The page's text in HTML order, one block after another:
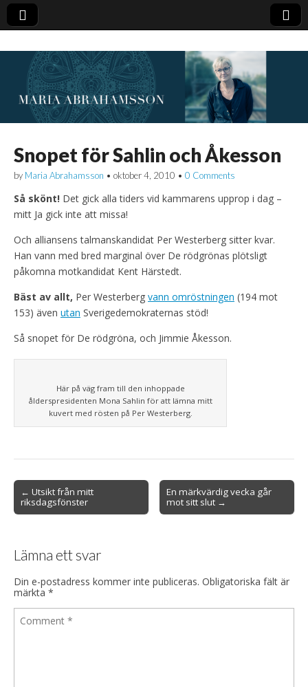
Snopet för Sahlin och Åkesson
by Maria Abrahamsson • oktober 4, 2010 • 0 Comments
Så skönt! Det gick alla tiders vid kammarens upprop i dag –
mitt Ja gick inte att missa!
Och alliansens talmanskandidat Per Westerberg sitter kvar.
Han vann med bred marginal över De rödgrönas plötsligt
påkomna motkandidat Kent Härstedt.
Bäst av allt, Per Westerberg vann omröstningen (194 mot
153) även utan Sverigedemokraternas stöd!
Så snopet för De rödgröna, och Jimmie Åkesson.
Här på väg fram till den inhoppade
ålderspresidenten Mona Sahlin för att lämna mitt
kuvert med rösten på Per Westerberg.
Post
navigation
← Utsikt från mitt
riksdagsfönster
En märkvärdig vecka går
mot sitt slut →
Lämna ett svar
Din e-postadress kommer inte publiceras. Obligatoriska fält är
märkta *